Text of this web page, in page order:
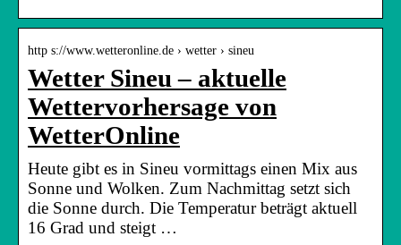
http s://www.wetteronline.de › wetter › sineu
Wetter Sineu – aktuelle
Wettervorhersage von
WetterOnline
Heute gibt es in Sineu vormittags einen Mix aus
Sonne und Wolken. Zum Nachmittag setzt sich
die Sonne durch. Die Temperatur beträgt aktuell
16 Grad und steigt …